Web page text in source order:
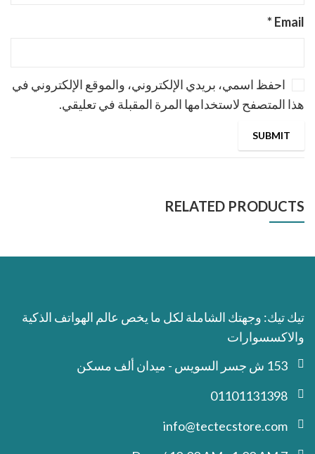
Email
*
احفظ اسمي، بريدي الإلكتروني، والموقع الإلكتروني في
هذا المتصفح لاستخدامها المرة المقبلة في تعليقي.
RELATED PRODUCTS
تيك تيك: وجهتك الشاملة لكل ما يخص عالم الهواتف الذكية
والاكسسوارات
153 ش جسر السويس - ميدان ألف مسكن
01101131398
info@tectecstore.com